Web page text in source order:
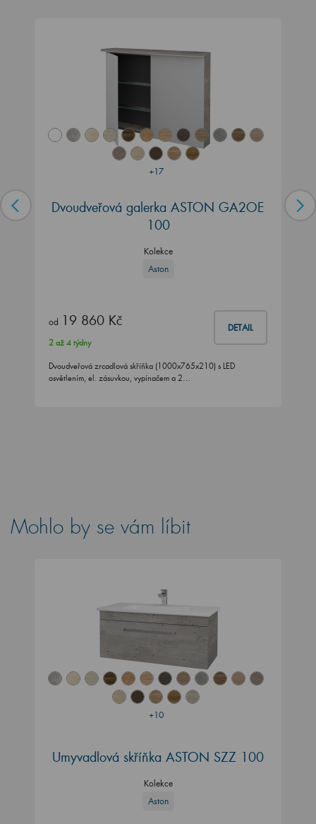
+17
Dvoudveřová galerka ASTON GA2OE
100
Kolekce
Aston
od 19 860 Kč DETAIL
2 až 4 týdny
Dvoudveřová zrcadlová skříňka (1000x765x210) s LED
osvětlením, el. zásuvkou, vypínačem a 2…
Mohlo by se vám líbit
+10
Umyvadlová skříňka ASTON SZZ 100
Kolekce
Aston